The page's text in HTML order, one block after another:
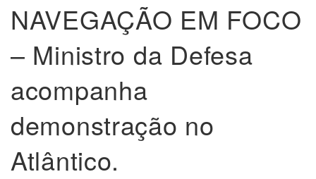
NAVEGAÇÃO EM FOCO
– Ministro da Defesa
acompanha
demonstração no
Atlântico.